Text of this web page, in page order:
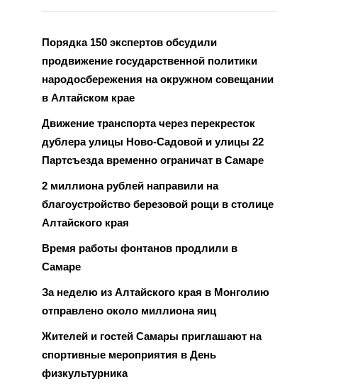
Порядка 150 экспертов обсудили
продвижение государственной политики
народосбережения на окружном совещании
в Алтайском крае
Движение транспорта через перекресток
дублера улицы Ново-Садовой и улицы 22
Партсъезда временно ограничат в Самаре
2 миллиона рублей направили на
благоустройство березовой рощи в столице
Алтайского края
Время работы фонтанов продлили в
Самаре
За неделю из Алтайского края в Монголию
отправлено около миллиона яиц
Жителей и гостей Самары приглашают на
спортивные мероприятия в День
физкультурника